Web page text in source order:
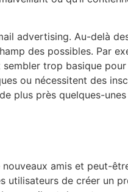
advertising. Au-delà
des possibles. Par
trop basique
ou nécessitent des
plus près quelques-
amis et peut-
utilisateurs de créer un